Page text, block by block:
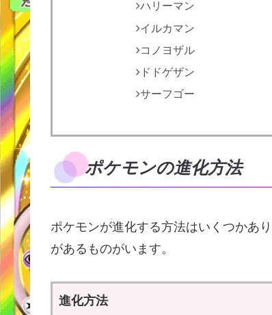
ハリーマン
イルカマン
コノヨザル
ドドゲザン
サーフゴー
ポケモンの進化方法
ポケモンが進化する方法はいくつかあ
があるものがいます。
進化方法